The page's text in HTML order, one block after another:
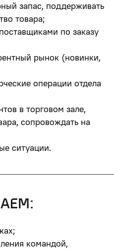
запас, поддерживать
товара;
по заказу
рынок (новинки,
операции отдела
в торговом зале,
сопровождать на
ситуации.
командой,